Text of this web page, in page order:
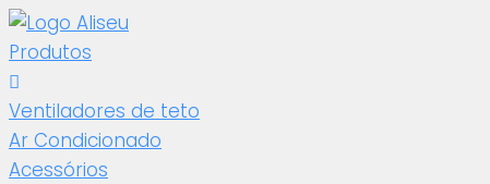
Produtos
Ventiladores de teto
Ar Condicionado
Acessórios